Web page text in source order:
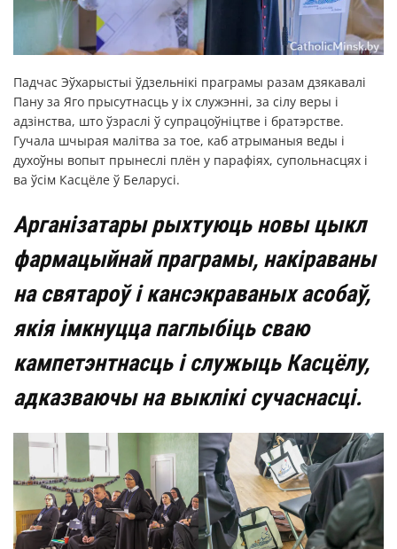
Падчас Эўхарыстыі ўдзельнікі праграмы разам дзякавалі
Пану за Яго прысутнасць у іх служэнні, за сілу веры і
адзінства, што ўзраслі ў супрацоўніцтве і братэрстве.
Гучала шчырая малітва за тое, каб атрыманыя веды і
духоўны вопыт прынеслі плён у парафіях, супольнасцях і
ва ўсім Касцёле ў Беларусі.
Арганізатары рыхтуюць новы цыкл
фармацыйнай праграмы, накіраваны
на святароў і кансэкраваных асобаў,
якія імкнуцца паглыбіць сваю
кампетэнтнасць і служыць Касцёлу,
адказваючы на выклікі сучаснасці.